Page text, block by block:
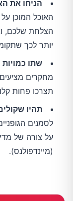
הניחו את
האוכל המוכן
הצלחת שלכם,
יותר לכך
שתו
מחקרים
תצרכו פחות
תהיו
לסמנים
על צורה של
(מיינדפולנס).